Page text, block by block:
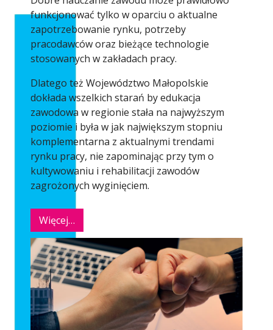
funkcjonować tylko w oparciu o aktualne
zapotrzebowanie rynku, potrzeby
pracodawców oraz bieżące technologie
stosowanych w zakładach pracy.
Dlatego też Województwo Małopolskie
dokłada wszelkich starań by edukacja
zawodowa w regionie stała na najwyższym
poziomie i była w jak największym stopniu
komplementarna z aktualnymi trendami
rynku pracy, nie zapominając przy tym o
kultywowaniu i rehabilitacji zawodów
zagrożonych wyginięciem.
Więcej…